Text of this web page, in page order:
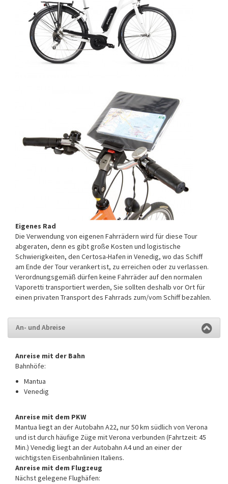
Eigenes Rad
Die Verwendung von eigenen Fahrrädern wird für diese Tour
abgeraten, denn es gibt große Kosten und logistische
Schwierigkeiten, den Certosa-Hafen in Venedig, wo das Schiff
am Ende der Tour verankert ist, zu erreichen oder zu verlassen.
Verordnungsgemäß dürfen keine Fahrräder auf den normalen
Vaporetti transportiert werden, Sie sollten deshalb vor Ort für
einen privaten Transport des Fahrrads zum/vom Schiff bezahlen.
An- und Abreise
Anreise mit der Bahn
Bahnhöfe:
Mantua
Venedig
Anreise mit dem PKW
Mantua liegt an der Autobahn A22, nur 50 km südlich von Verona
und ist durch häufige Züge mit Verona verbunden (Fahrtzeit: 45
Min.) Venedig liegt an der Autobahn A4 und an einer der
wichtigsten Eisenbahnlinien Italiens.
Anreise mit dem Flugzeug
Nächst gelegene Flughäfen: